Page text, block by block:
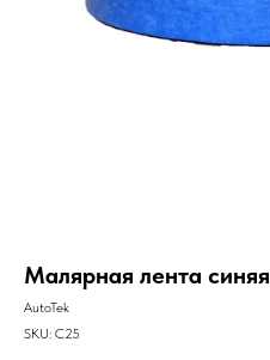
Малярная лента
AutoTek
SKU: C25